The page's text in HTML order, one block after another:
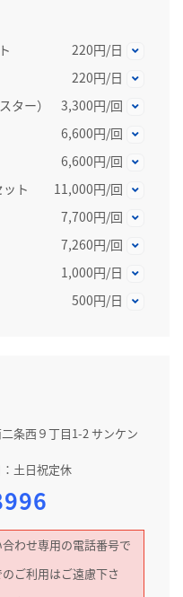
220円/日
220円/日
ター）
3,300円/回
6,600円/回
6,600円/回
ト
11,000円/回
7,700円/回
7,260円/回
1,000円/日
500円/日
条西９丁目1-2 サンケン
土日祝定休
わせ専用の電話番号で
ご利用はご遠慮下さ